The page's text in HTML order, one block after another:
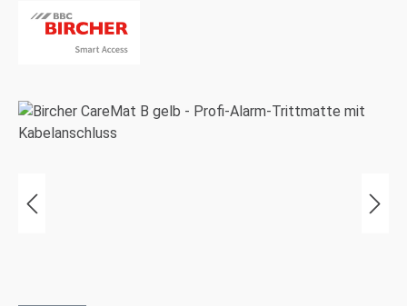
Bildergalerie überspringen